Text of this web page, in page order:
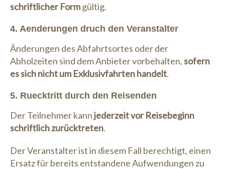
schriftlicher Formgültig.
4. Aenderungen druch den Veranstalter
Änderungen des Abfahrtsortes oder der
Abholzeiten sind dem Anbieter vorbehalten,sofern
es sich nicht um Exklusivfahrten handelt.
5. Ruecktritt durch den Reisenden
Der Teilnehmer kannjederzeit vor Reisebeginn
schriftlich zurücktreten.
Der Veranstalter ist in diesem Fall berechtigt, einen
Ersatz für bereits entstandene Aufwendungen zu